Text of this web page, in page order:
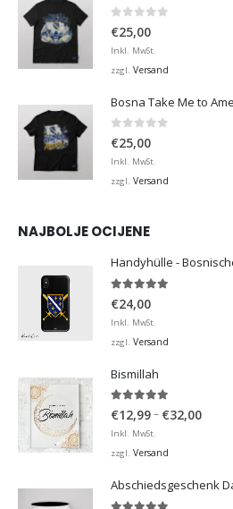
€25,00
Inkl. MwSt.
zzgl. Versand
Bosna Take Me to
0 von 5
€25,00
Inkl. MwSt.
zzgl. Versand
NAJBOLJE OCIJENE
Handyhülle -
€24,00
Inkl. MwSt.
zzgl. Versand
Bismillah
5.00von 5
€12,99– €32,00
Inkl. MwSt.
zzgl. Versand